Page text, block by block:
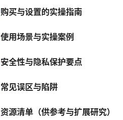
购买与设置的实操指南
使用场景与实操案例
安全性与隐私保护要点
常见误区与陷阱
资源清单（供参考与扩展研究）